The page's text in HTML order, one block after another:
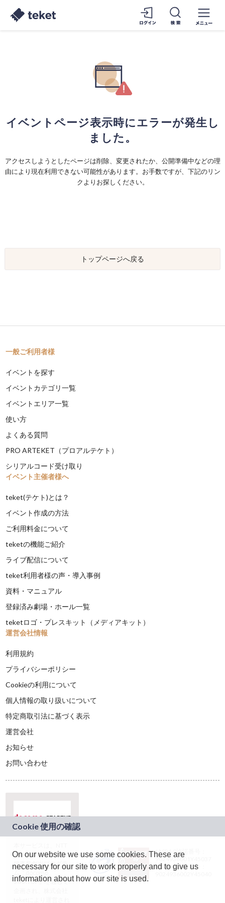
イベントページ表示時にエラーが発生し
ました。
アクセスしようとしたページは削除、変更されたか、公開準備中などの理
由により現在利用できない可能性があります。お手数ですが、下記のリン
クよりお探しください。
トップページへ戻る
一般ご利用者様
イベントを探す
イベントカテゴリ一覧
イベントエリア一覧
使い方
よくある質問
PRO ARTEKET（プロアルテケト）
シリアルコード受け取り
イベント主催者様へ
teket(テケト)とは？
イベント作成の方法
ご利用料金について
teketの機能ご紹介
ライブ配信について
teket利用者様の声・導入事例
資料・マニュアル
登録済み劇場・ホール一覧
teketロゴ・プレスキット（メディアキット）
運営会社情報
利用規約
プライバシーポリシー
Cookieの利用について
個人情報の取り扱いについて
特定商取引法に基づく表示
運営会社
お知らせ
お問い合わせ
ドコモグループの新
規事業創出プログラ
ム「docomo
STARTUP」を通じて
JASRAC許諾番号：
9024936001Y45037
JASRAC許諾番号：
On our website we use some cookies. These are
necessary for our site to work properly and to give us
information about how our site is used.